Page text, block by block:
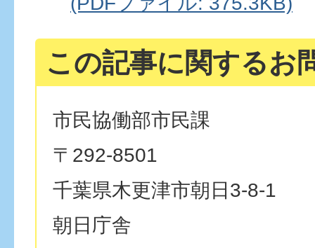
この記事に関するお
市民協働部市民課
〒292-8501
千葉県木更津市朝日3-8-1
朝日庁舎